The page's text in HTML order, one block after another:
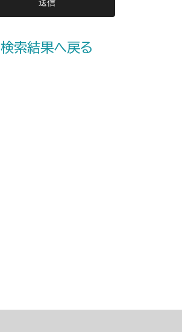
検索結果へ戻る